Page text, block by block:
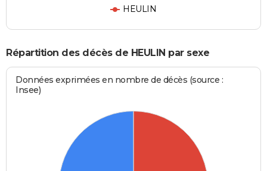
HEULIN
Répartition des décès de HEULIN par sexe
Données exprimées en nombre de décès (source :
Insee)